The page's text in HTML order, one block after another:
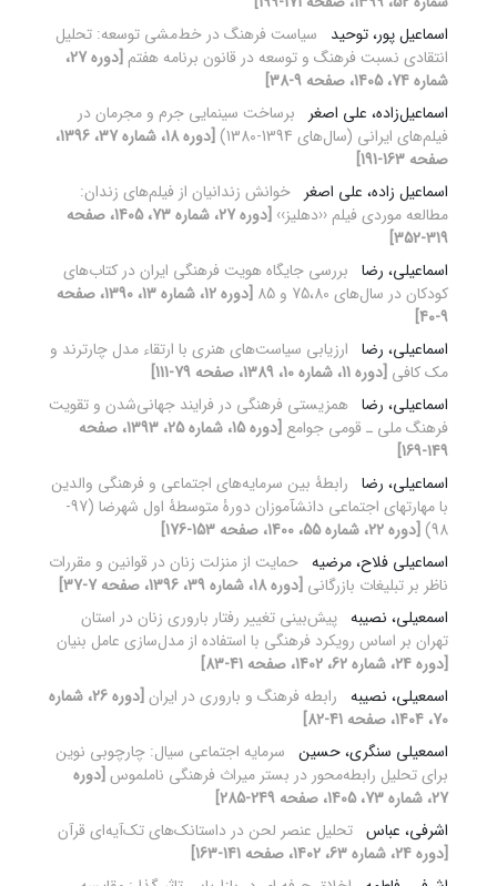
اسماعیل پور، توحید
سیاست فرهنگ در خط‌مشی توسعه: تحلیل
انتقادی نسبت فرهنگ و توسعه در قانون برنامه هفتم
[دوره 27،
شماره 74، 1405، صفحه 9-38]
اسماعیل‌زاده، علی اصغر
برساخت سینمایی جرم و مجرمان در
فیلم‌های ایرانی (سال‌های 1394-1380)
[دوره 18، شماره 37، 1396،
صفحه 163-191]
اسماعیل زاده، علی اصغر خوانش زندانیان از فیلم‌های زندان:
مطالعه موردی فیلم ‹‹دهلیز››
[دوره 27، شماره 73، 1405، صفحه
319-352]
اسماعیلی، رضا بررسی جایگاه هویت فرهنگی ایران در کتاب‌های
کودکان در سال‌های 75،80 و 85
[دوره 12، شماره 13، 1390، صفحه
9-40]
اسماعیلی، رضا ارزیابی سیاست‌‌های هنری با ارتقاء مدل چارترند و
مک کافی [دوره 11، شماره 10، 1389، صفحه 79-111]
اسماعیلی، رضا همزیستی فرهنگی در فرایند جهانی‌شدن و تقویت
فرهنگ ملی ـ قومی جوامع
[دوره 15، شماره 25، 1393، صفحه
149-169]
اسماعیلی، رضا رابطۀ بین سرمایه‌های اجتماعی و فرهنگی والدین
با مهارتهای اجتماعی دانشآموزان دورۀ متوسطۀ اول شهرضا (97-
98) [دوره 22، شماره 55، 1400، صفحه 153-176]
اسماعیلی فلاح، مرضیه حمایت از منزلت زنان در قوانین و مقررات
ناظر بر تبلیغات بازرگانی [دوره 18، شماره 39، 1396، صفحه 7-37]
اسمعیلی، نصیبه پیش‌بینی تغییر رفتار باروری زنان در استان
تهران بر اساس رویکرد فرهنگی با استفاده از مدل‌سازی عامل بنیان
[دوره 24، شماره 62، 1402، صفحه 41-83]
اسمعیلی، نصیبه رابطه فرهنگ و باروری در ایران
[دوره 26، شماره
70، 1404، صفحه 41-82]
اسمعیلی سنگری، حسین سرمایه اجتماعی سیال: چارچوبی نوین
برای تحلیل رابطه‌محور در بستر میراث فرهنگی ناملموس [دوره
27، شماره 73، 1405، صفحه 249-285]
اشرفی، عباس تحلیل عنصر لحن در داستانک‌های تک‌آیه‌ای قرآن
[دوره 24، شماره 63، 1402، صفحه 141-163]